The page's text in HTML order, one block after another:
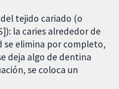
tejido cariado (o
la caries alrededor de
se elimina por completo,
deja algo de dentina
se coloca un